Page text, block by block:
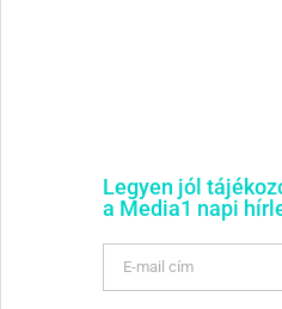
Legyen jól
a Media1 napi